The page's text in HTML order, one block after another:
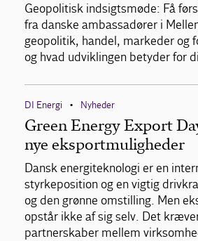
Geopolitisk indsigtsmøde: Få
fra danske ambassadører i
geopolitik, handel, markeder og
og hvad udviklingen betyder for
DI Energi • Nyheder
Green Energy Export
nye eksportmuligheder
Dansk energiteknologi er en
styrkeposition og en vigtig
og den grønne omstilling. Men
opstår ikke af sig selv. Det
partnerskaber mellem